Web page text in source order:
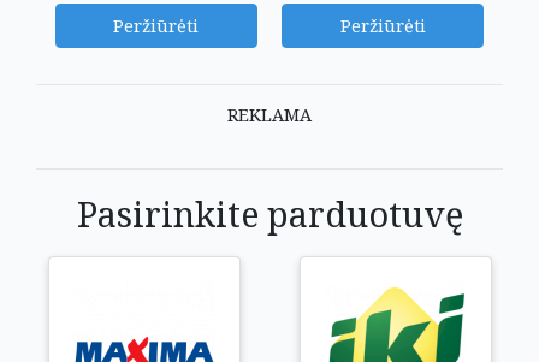
Peržiūrėti Peržiūrėti
REKLAMA
Pasirinkite parduotuvę